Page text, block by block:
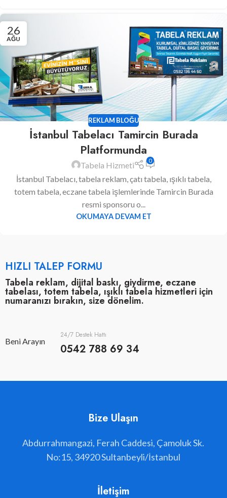
26
AĞU
REKLAM BLOĞU
İstanbul Tabelacı Tamircin Burada
Platformunda
Tabela Hizmeti 0
İstanbul Tabelacı, tabela reklam, çatı tabela, ışıklı tabela,
totem tabela, eczane tabela işlemlerinde Tamircin Burada
resmi sponsoru o...
OKUMAYA DEVAM ET
HIZLI TALEP FORMU
Tabela reklam, dijital baskı, giydirme, eczane
tabelası, totem tabela, ışıklı tabela hizmetleri için
numaranızı bırakın, size dönelim.
Beni Arayın
24/7 Destek Hattı
0542 788 69 34
Bize Ulaşın
Abdurrahmangazi, Ferah Caddesi, Çamoluk Sk.
No:15, 34920 Sultanbeyli/İstanbul
İletişim